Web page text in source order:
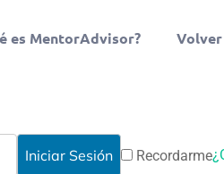
es MentorAdvisor?
Recordarme